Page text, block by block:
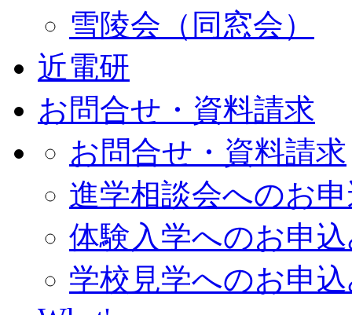
雪陵会（同窓会）
近電研
お問合せ・資料請求
お問合せ・資料請求
進学相談会へのお
体験入学へのお申
学校見学へのお申